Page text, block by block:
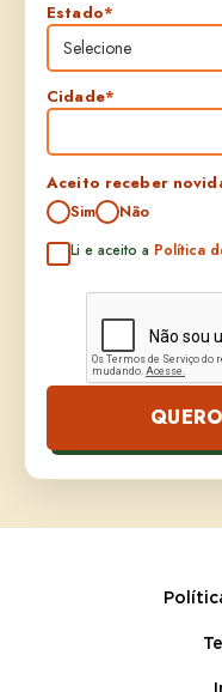
Estado*
Cidade*
Aceito receber
Sim
Não
Li e aceito a Política